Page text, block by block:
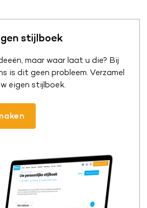
stijlboek
maar waar laat u die? Bij
is dit geen probleem. Verzamel
eigen stijlboek.